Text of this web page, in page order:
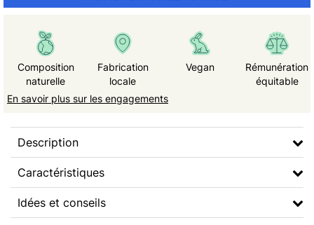
Composition
naturelle
Fabrication
locale
Vegan
Rémunération
équitable
En savoir plus sur les engagements
Description
Caractéristiques
Idées et conseils